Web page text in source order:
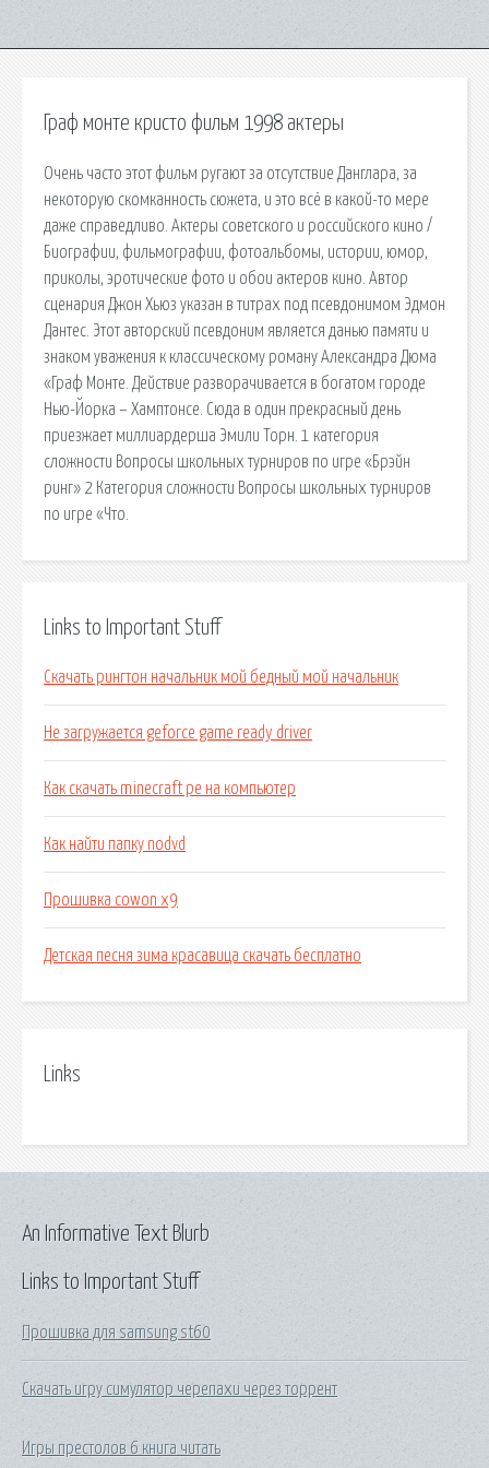
Граф монте кристо фильм 1998 актеры
Очень часто этот фильм ругают за отсутствие Данглара, за
некоторую скомканность сюжета, и это всё в какой-то мере
даже справедливо. Актеры советского и российского кино /
Биографии, фильмографии, фотоальбомы, истории, юмор,
приколы, эротические фото и обои актеров кино. Автор
сценария Джон Хьюз указан в титрах под псевдонимом Эдмон
Дантес. Этот авторский псевдоним является данью памяти и
знаком уважения к классическому роману Александра Дюма
«Граф Монте. Действие разворачивается в богатом городе
Нью-Йорка – Хамптонсе. Сюда в один прекрасный день
приезжает миллиардерша Эмили Торн. 1 категория
сложности Вопросы школьных турниров по игре «Брэйн
ринг» 2 Категория сложности Вопросы школьных турниров
по игре «Что.
Links to Important Stuff
Скачать рингтон начальник мой бедный мой начальник
Не загружается geforce game ready driver
Как скачать minecraft pe на компьютер
Как найти папку nodvd
Прошивка cowon x9
Детская песня зима красавица скачать бесплатно
Links
Links to Important Stuff
Прошивка для samsung st60
Скачать игру симулятор черепахи через торрент
Игры престолов 6 книга читать
An Informative Text Blurb